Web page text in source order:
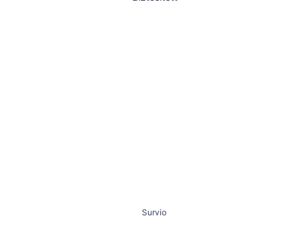
Survio